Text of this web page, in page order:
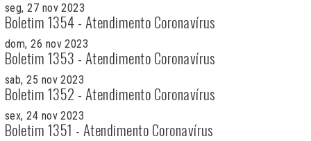
seg, 27 nov 2023
Boletim 1354 - Atendimento Coronavírus
dom, 26 nov 2023
Boletim 1353 - Atendimento Coronavírus
sab, 25 nov 2023
Boletim 1352 - Atendimento Coronavírus
sex, 24 nov 2023
Boletim 1351 - Atendimento Coronavírus